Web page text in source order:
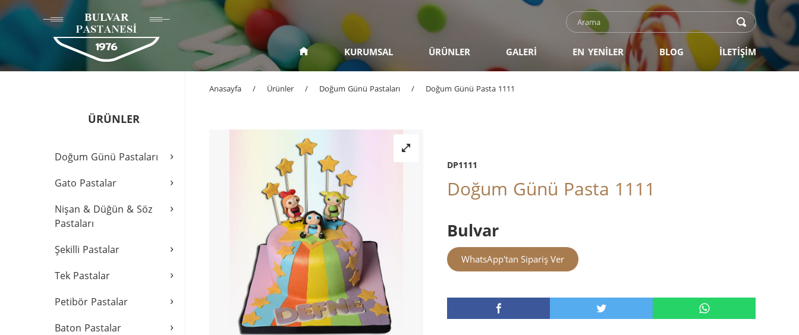
KURUMSAL ÜRÜNLER GALERİ EN YENİLER BLOG İLETİŞİM
ÜRÜNLER
›
Doğum Günü Pastaları
›
Gato Pastalar
›
Nişan & Düğün & Söz
Pastaları
›
Şekilli Pastalar
›
Tek Pastalar
›
Petibör Pastalar
›
Baton Pastalar
Anasayfa / Ürünler / Doğum Günü Pastaları / Doğum Günü Pasta 1111
DP1111
Doğum Günü Pasta 1111
Bulvar
WhatsApp'tan Sipariş Ver